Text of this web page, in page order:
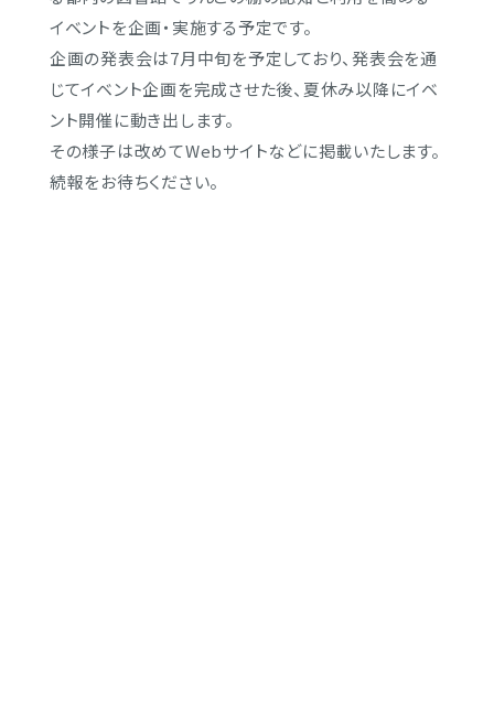
アクセス
イベントを企画・実施する予定です。
企画の発表会は7月中旬を予定しており、発表会を通
じてイベント企画を完成させた後、 夏休み以降にイベ
ント開催に動き出します。
その様子は改めてWebサイトなどに掲載いたします。
続報をお待ちください。